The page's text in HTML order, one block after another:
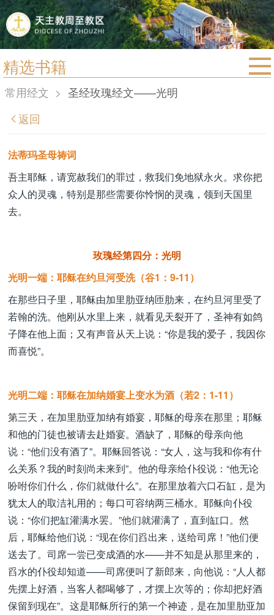
精选书籍
首页
宗教法规
教区简介
信仰文萃
教会圣月
常用经文 > 圣经玫瑰经文——光明
返回
法蒂玛圣母祷词
吾主耶稣，请宽赦我们的罪过，救我们免地狱永火。求你把
众人的灵魂，特别是那些需要你怜悯的灵魂，领到天国里
去。
玫瑰经第四分：光明
光明一端：耶稣在约旦河受洗（谷1：9-11）
在那些日子里，耶稣由加里肋亚纳匝肋来，在约旦河里受了
若翰的洗。他刚从水里上来，就看见天裂开了，圣神有如鸽
子降在他上面；又有声音从天上说：“你是我的爱子，我因你
而喜悦”。
光明二端：耶稣在加纳婚宴上变水为酒（若2：1-11）
第三天，在加里肋亚加纳有婚宴，耶稣的母亲在那里；耶稣
和他的门徒也被请去赴婚宴。酒缺了，耶稣的母亲向他
说：“他们没有酒了”。耶稣回答说：“女人，这与我和你有什
么关系？我的时刻尚未来到”。他的母亲给仆役说：“他无论
吩咐你们什么，你们就做什么”。在那里放着六口石缸，是为
犹太人的取洁礼用的；每口可容纳两三桶水。耶稣向仆役
说：“你们把缸灌满水罢。”他们就灌满了，直到缸口。然
后，耶稣给他们说：“现在你们舀出来，送给司席！”他们便
送去了。司席一尝已变成酒的水——并不知是从那里来的，
舀水的仆役却知道——司席便叫了新郎来，向他说：“人人都
先摆上好酒，当客人都喝够了，才摆上次等的；你却把好酒
保留到现在”。这是耶稣所行的第一个神迹，是在加里肋亚加